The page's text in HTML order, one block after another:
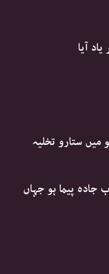
آیا
میں ستارو تخلیہ
جادہ پیما ہو جہاں